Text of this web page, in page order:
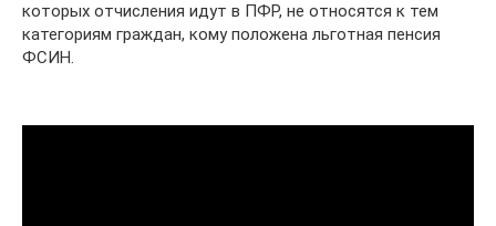
которых отчисления идут в ПФР, не относятся к тем
категориям граждан, кому положена льготная пенсия
ФСИН.